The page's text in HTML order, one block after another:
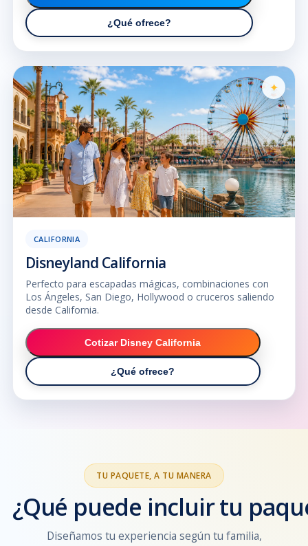
¿Qué ofrece?
CALIFORNIA
Disneyland California
Perfecto para escapadas mágicas, combinaciones con
Los Ángeles, San Diego, Hollywood o cruceros saliendo
desde California.
Cotizar Disney California
¿Qué ofrece?
TU PAQUETE, A TU MANERA
¿Qué puede incluir tu
Diseñamos tu experiencia según tu familia,